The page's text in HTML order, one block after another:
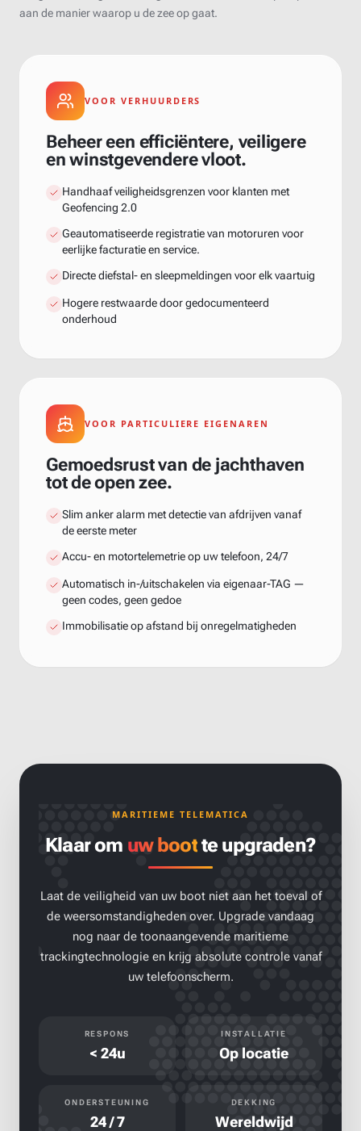
aan de manier waarop u de zee op gaat.
VOOR VERHUURDERS
Beheer een efficiëntere, veiligere
en winstgevendere vloot.
Handhaaf veiligheidsgrenzen voor klanten met
Geofencing 2.0
Geautomatiseerde registratie van motoruren voor
eerlijke facturatie en service.
Directe diefstal- en sleepmeldingen voor elk vaartuig
Hogere restwaarde door gedocumenteerd
onderhoud
VOOR PARTICULIERE EIGENAREN
Gemoedsrust van de jachthaven
tot de open zee.
Slim anker alarm met detectie van afdrijven vanaf
de eerste meter
Accu- en motortelemetrie op uw telefoon, 24/7
Automatisch in-/uitschakelen via eigenaar-TAG —
geen codes, geen gedoe
Immobilisatie op afstand bij onregelmatigheden
MARITIEME TELEMATICA
Klaar om uw bootte upgraden?
Laat de veiligheid van uw boot niet aan het toeval of
de weersomstandigheden over. Upgrade vandaag
nog naar de toonaangevende maritieme
trackingtechnologie en krijg absolute controle vanaf
uw telefoonscherm.
RESPONS
< 24u
INSTALLATIE
Op locatie
ONDERSTEUNING
24 / 7
DEKKING
Wereldwijd